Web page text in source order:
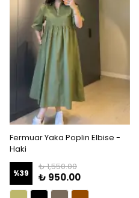
Fermuar Yaka Poplin Elbise -
Haki
%39
₺ 1,550.00
₺ 950.00